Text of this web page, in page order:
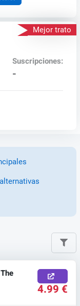
Mejor trato
Suscripciones:
-
4.99 €